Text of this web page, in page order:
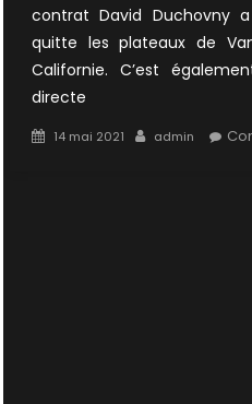
contrat David Duchovny
quitte les plateaux de
Californie. C’est
directe
Posted
14 mai 2021 Author
admin